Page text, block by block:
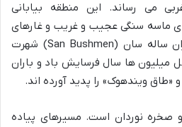
می رساند. این منطقه بیابانی
ماسه سنگی عجیب و غریب و غارهای
باستانی با نقاشی های هزاران ساله سان (San Bushmen) شهرت
میلیون ها سال فرسایش باد و باران
«طاق ویندهوک» را پدید آورده اند.
صخره نوردان است. مسیرهای پیاده